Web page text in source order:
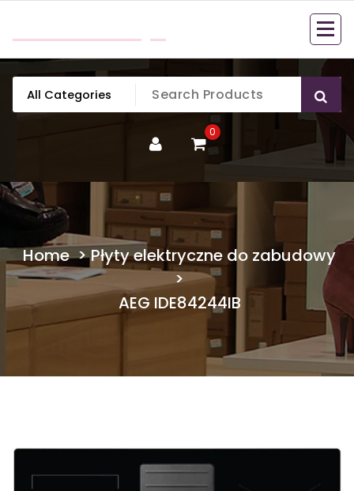
content
0
Home>Płyty elektryczne do zabudowy
>
AEG IDE84244IB